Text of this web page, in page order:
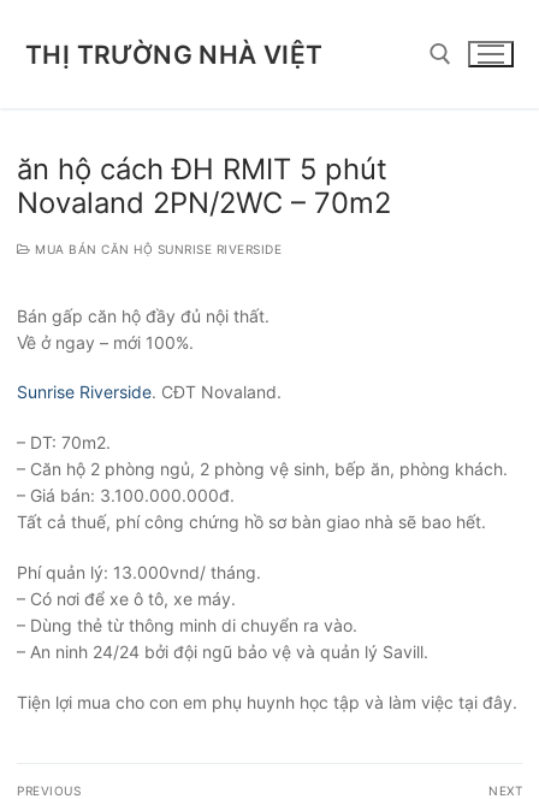
THỊ TRƯỜNG NHÀ VIỆT
ăn hộ cách ĐH RMIT 5 phút
Novaland 2PN/2WC – 70m2
MUA BÁN CĂN HỘ SUNRISE RIVERSIDE
Bán gấp căn hộ đầy đủ nội thất.
Về ở ngay – mới 100%.
Sunrise Riverside. CĐT Novaland.
– DT: 70m2.
– Căn hộ 2 phòng ngủ, 2 phòng vệ sinh, bếp ăn, phòng khách.
– Giá bán: 3.100.000.000đ.
Tất cả thuế, phí công chứng hồ sơ bàn giao nhà sẽ bao hết.
Phí quản lý: 13.000vnd/ tháng.
– Có nơi để xe ô tô, xe máy.
– Dùng thẻ từ thông minh di chuyển ra vào.
– An ninh 24/24 bởi đội ngũ bảo vệ và quản lý Savill.
Tiện lợi mua cho con em phụ huynh học tập và làm việc tại đây.
Điều
PREVIOUS NEXT